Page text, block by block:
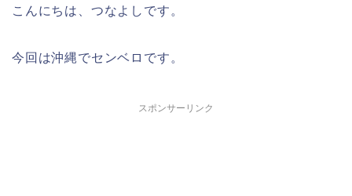
こんにちは、つなよしです。
今回は沖縄でセンベロです。
スポンサーリンク